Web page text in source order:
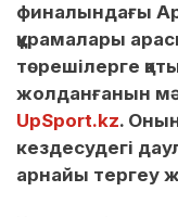
финалындағы
құрамалары
төрешілерге
жолданғанын
UpSport.kz.
кездесудегі
арнайы тергеу